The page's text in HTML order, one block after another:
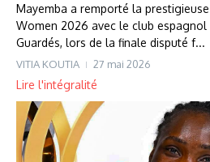
Mayemba a remporté la prestigieuse
Women 2026 avec le club
Guardés, lors de la finale disputé f...
VITIA KOUTIA 27 mai 2026
Lire l'intégralité